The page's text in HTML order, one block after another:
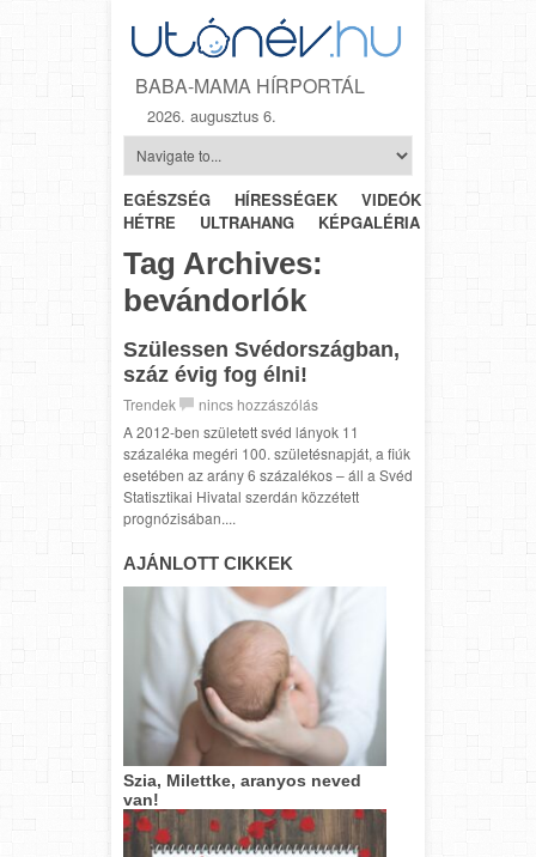
BABA-MAMA HÍRPORTÁL
2026. augusztus 6.
EGÉSZSÉG HÍRESSÉGEK VIDEÓK
HÉTRŐL-
HÉTRE
ULTRAHANG KÉPGALÉRIA
Tag Archives:
bevándorlók
Szülessen Svédországban,
száz évig fog élni!
Trendek
nincs hozzászólás
A 2012-ben született svéd lányok 11
százaléka megéri 100. születésnapját, a fiúk
esetében az arány 6 százalékos – áll a Svéd
Statisztikai Hivatal szerdán közzétett
prognózisában....
AJÁNLOTT CIKKEK
Szia, Milettke, aranyos neved
van!